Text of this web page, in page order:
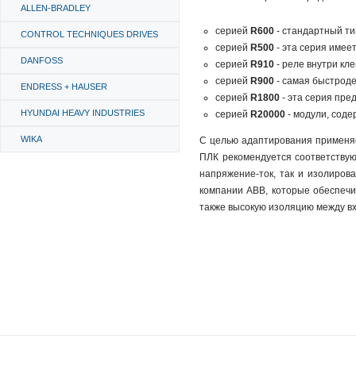
ALLEN-BRADLEY
CONTROL TECHNIQUES DRIVES
DANFOSS
ENDRESS + HAUSER
HYUNDAI HEAVY INDUSTRIES
WIKA
серией R600- стандартный
серией R500 - эта серия
серией R910 - реле внутри
серией R900 - самая
серией R1800 - эта серия
серией R20000 - модули,
С целью адаптирования
ПЛК рекомендуется
напряжение-ток, так и
компании ABB, которые
также высокую изоляцию между